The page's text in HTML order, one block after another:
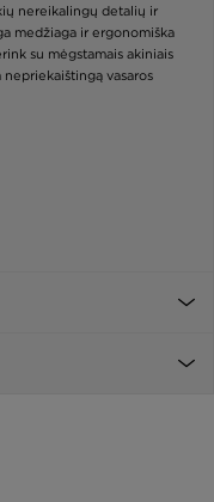
nereikalingų detalių ir
medžiaga ir ergonomiška
su mėgstamais akiniais
vasaros